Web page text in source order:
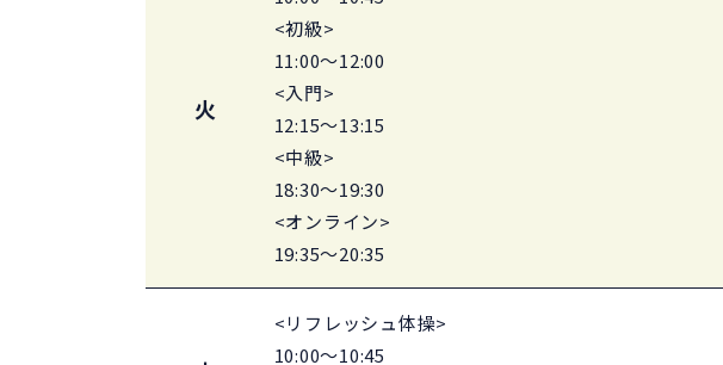
火
<初級>
11:00～12:00
<入門>
12:15～13:15
<中級>
18:30～19:30
<オンライン>
19:35～20:35
<リフレッシュ体操>
10:00～10:45